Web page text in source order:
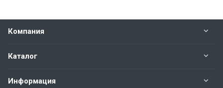
Компания
Каталог
Информация